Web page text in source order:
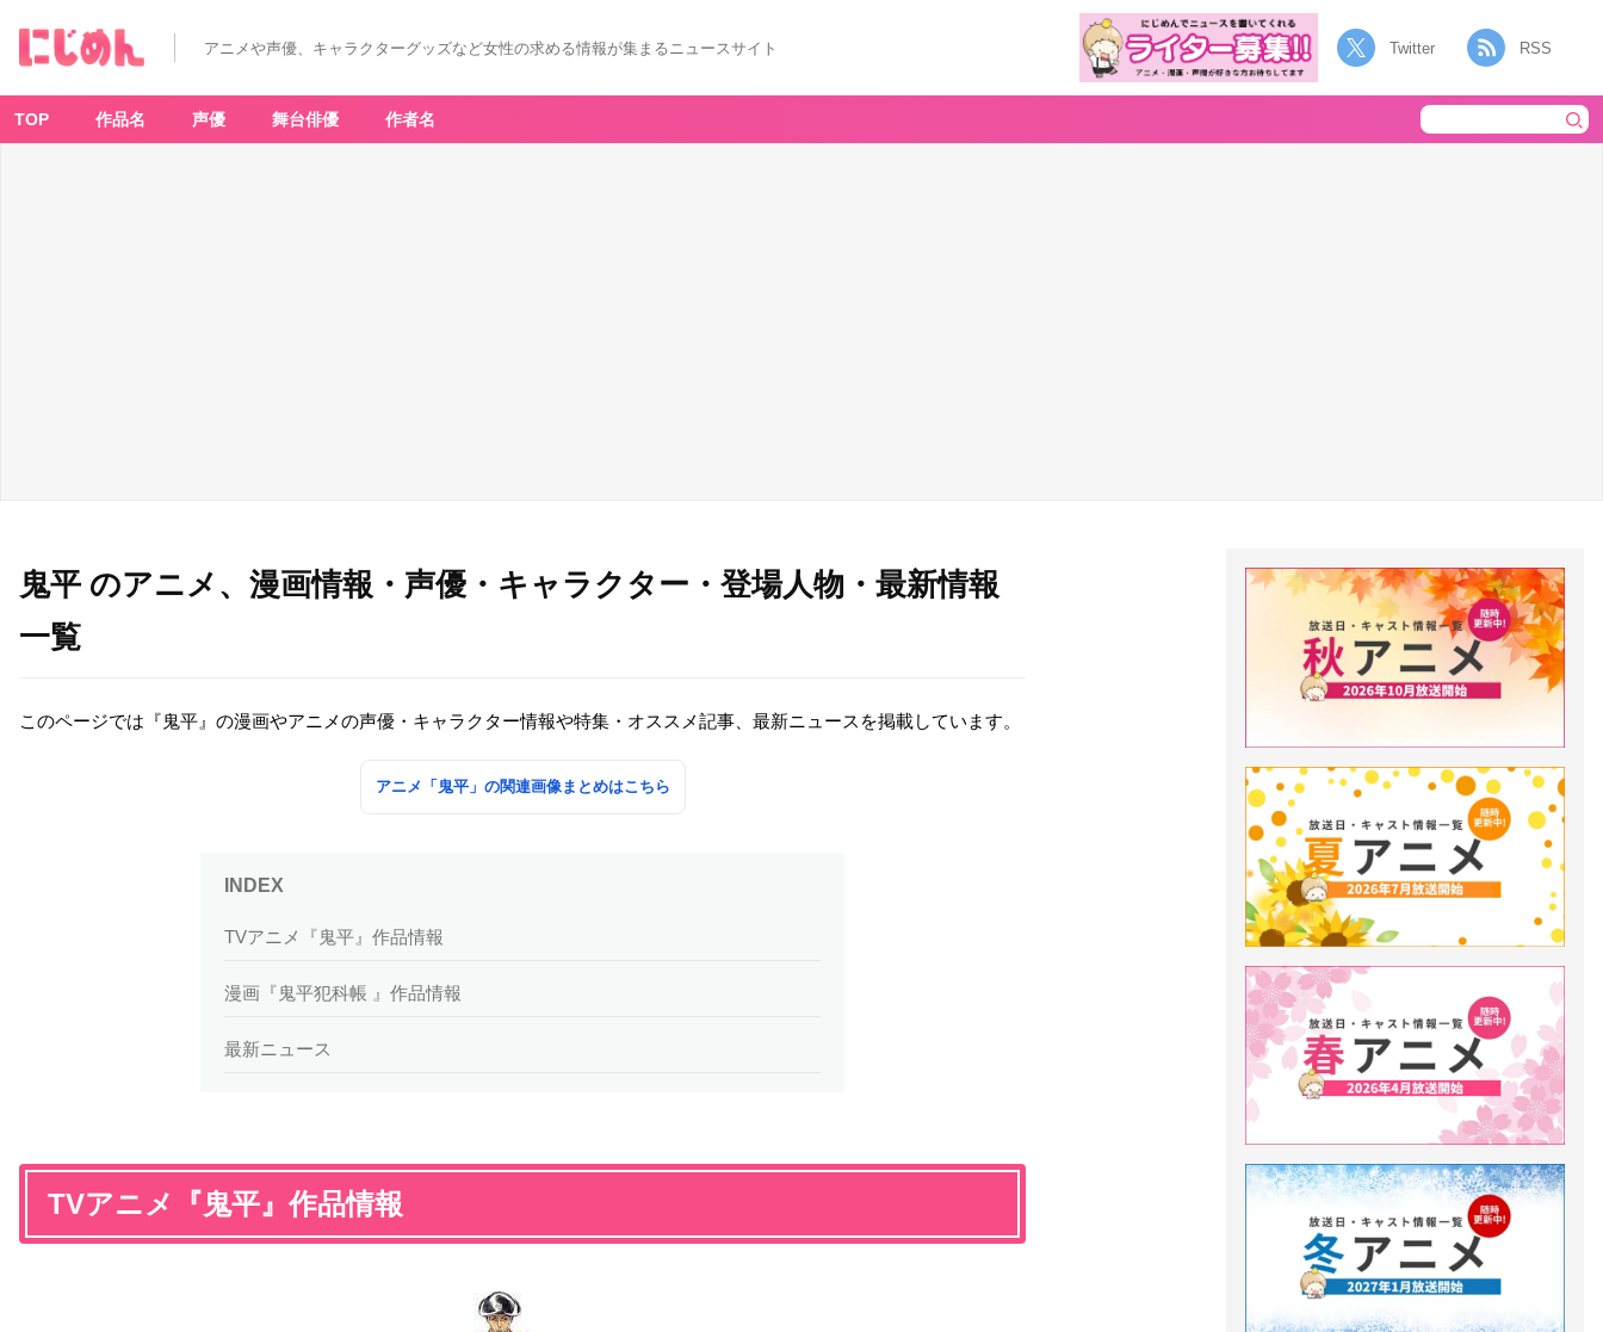
アニメや声優、キャラクターグッズなど女性の求める情報が集まるニュースサイト Twitter RSS
TOP 作品名 声優 舞台俳優 作者名
鬼平 のアニメ、漫画情報・声優・キャラクター・登場人物・最新情報
一覧
このページでは『鬼平』の漫画やアニメの声優・キャラクター情報や特集・オススメ記事、最新ニュースを掲載しています。
アニメ「鬼平」の関連画像まとめはこちら
TVアニメ『鬼平』作品情報
漫画『鬼平犯科帳 』作品情報
最新ニュース
TVアニメ『鬼平』作品情報